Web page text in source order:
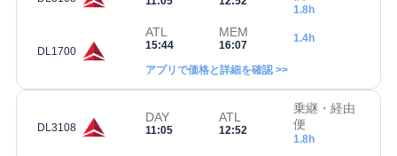
1.8h
DL1700
ATL
15:44
MEM
16:07
1.4h
アプリで価格と詳細を確認 >>
DL3108
DAY
11:05
ATL
12:52
乗継・経由
便
1.8h